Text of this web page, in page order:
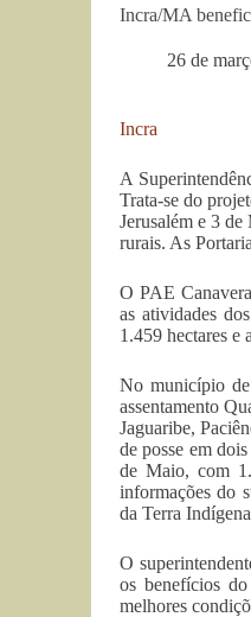
Incra/MA
26 de
Incra
A
Trata-se do
Jerusalém e 3
rurais. As
O PAE
as atividades
1.459 hectares e
No município de
assentamento
Jaguaribe,
de posse em
de Maio, com
informações do
da Terra
O
os benefícios
melhores